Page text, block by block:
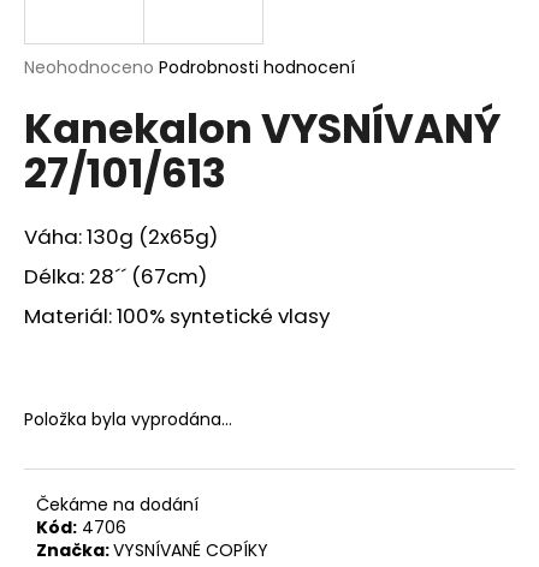
Průměrné
produktu
je
0,0
z
hvězdiček.
Neohodnoceno Podrobnosti hodnocení
Kanekalon VYSNÍVANÝ
27/101/613
Váha: 130g (2x65g)
Délka: 28´´ (67cm)
Materiál: 100% syntetické vlasy
Položka byla vyprodána…
Čekáme na dodání
Kód: 4706
Značka:VYSNÍVANÉ COPÍKY
j
t
?
o
p
o
u
č